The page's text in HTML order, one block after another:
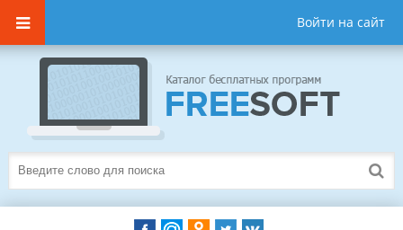
Войти на сайт